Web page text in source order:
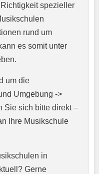
spezieller
rund um
es somit unter
um die
Umgebung ->
Sie sich bitte direkt –
Ihre Musikschule
in
Gerne